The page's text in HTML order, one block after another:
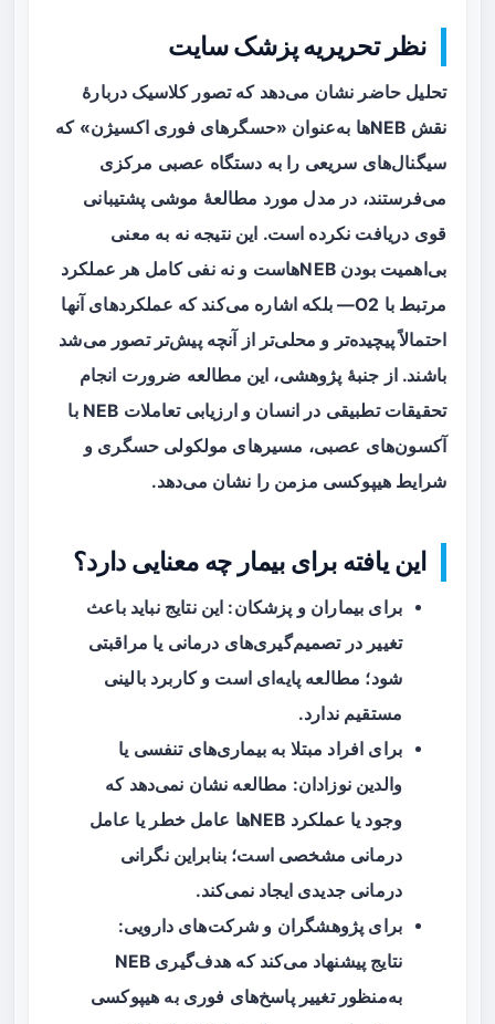
نظر تحریریه پزشک سایت
تحلیل حاضر نشان می‌دهد که تصور کلاسیک دربارهٔ
نقش NEBها به‌عنوان «حسگرهای فوری اکسیژن» که
سیگنال‌های سریعی را به دستگاه عصبی مرکزی
می‌فرستند، در مدل مورد مطالعهٔ موشی پشتیبانی
قوی دریافت نکرده است. این نتیجه نه به معنی
بی‌اهمیت بودن NEBهاست و نه نفی کامل هر عملکرد
مرتبط با O2— بلکه اشاره می‌کند که عملکردهای آنها
احتمالاً پیچیده‌تر و محلی‌تر از آنچه پیش‌تر تصور می‌شد
باشند. از جنبهٔ پژوهشی، این مطالعه ضرورت انجام
تحقیقات تطبیقی در انسان و ارزیابی تعاملات NEB با
آکسون‌های عصبی، مسیرهای مولکولی حسگری و
شرایط هیپوکسی مزمن را نشان می‌دهد.
این یافته برای بیمار چه معنایی دارد؟
برای بیماران و پزشکان: این نتایج نباید باعث
تغییر در تصمیم‌گیری‌های درمانی یا مراقبتی
شود؛ مطالعه پایه‌ای است و کاربرد بالینی
مستقیم ندارد.
برای افراد مبتلا به بیماری‌های تنفسی یا
والدین نوزادان: مطالعه نشان نمی‌دهد که
وجود یا عملکرد NEBها عامل خطر یا عامل
درمانی مشخصی است؛ بنابراین نگرانی
درمانی جدیدی ایجاد نمی‌کند.
برای پژوهشگران و شرکت‌های دارویی:
نتایج پیشنهاد می‌کند که هدف‌گیری NEB
به‌منظور تغییر پاسخ‌های فوری به هیپوکسی